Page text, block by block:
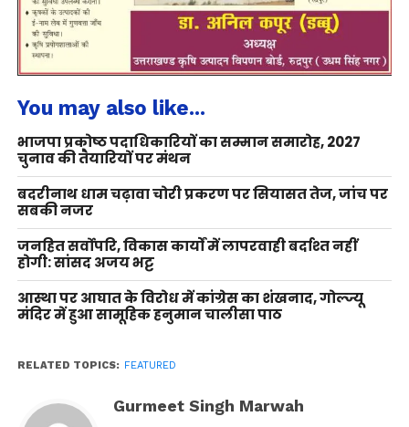
You may also like...
भाजपा प्रकोष्ठ पदाधिकारियों का सम्मान समारोह, 2027
चुनाव की तैयारियों पर मंथन
बदरीनाथ धाम चढ़ावा चोरी प्रकरण पर सियासत तेज, जांच पर
सबकी नजर
जनहित सर्वोपरि, विकास कार्यों में लापरवाही बर्दाश्त नहीं
होगी: सांसद अजय भट्ट
आस्था पर आघात के विरोध में कांग्रेस का शंखनाद, गोल्ज्यू
मंदिर में हुआ सामूहिक हनुमान चालीसा पाठ
RELATED TOPICS: FEATURED
Gurmeet Singh Marwah